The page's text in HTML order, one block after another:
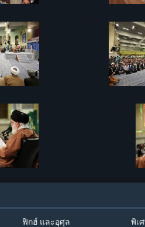
ฟิกฮ์ และอุศุล พิเ